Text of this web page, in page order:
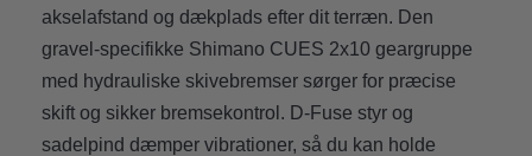
akselafstand og dækplads efter dit terræn. Den
gravel-specifikke Shimano CUES 2x10 geargruppe
med hydrauliske skivebremser sørger for præcise
skift og sikker bremsekontrol. D-Fuse styr og
sadelpind dæmper vibrationer, så du kan holde